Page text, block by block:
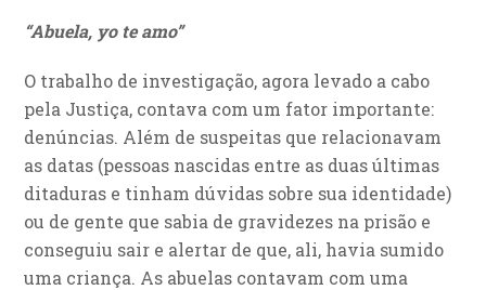
“Abuela, yo te amo”
O trabalho de investigação, agora levado a cabo
pela Justiça, contava com um fator importante:
denúncias. Além de suspeitas que relacionavam
as datas (pessoas nascidas entre as duas últimas
ditaduras e tinham dúvidas sobre sua identidade)
ou de gente que sabia de gravidezes na prisão e
conseguiu sair e alertar de que, ali, havia sumido
uma criança. As abuelas contavam com uma